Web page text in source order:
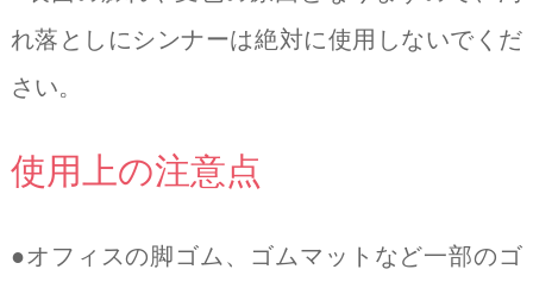
れ落としにシンナーは絶対に使用しないでくだ
さい。
使用上の注意点
●オフィスの脚ゴム、ゴムマットなど一部のゴ